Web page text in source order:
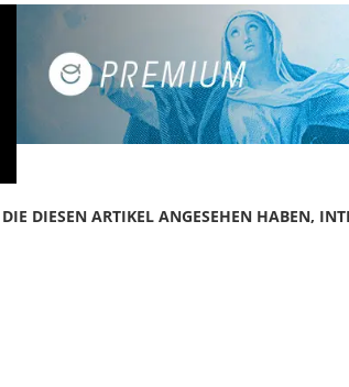
DIESEN ARTIKEL ANGESEHEN HABEN,